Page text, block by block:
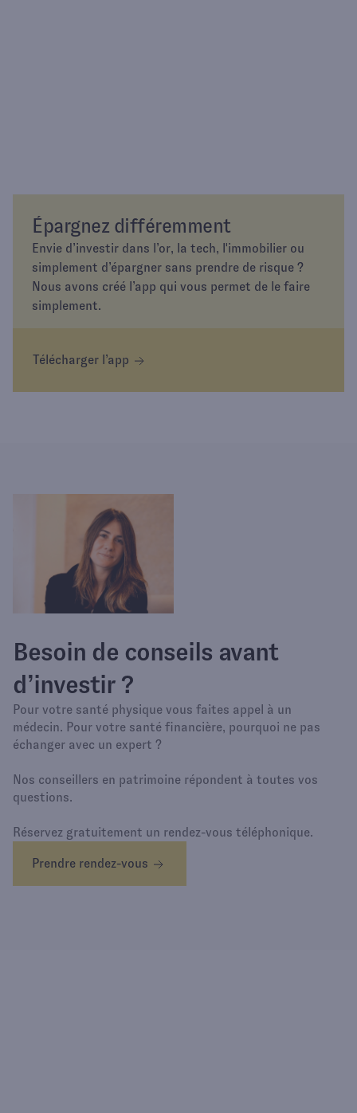
Épargnez différemment
Envie d’investir dans l’or, la tech, l'immobilier ou
simplement d’épargner sans prendre de risque ?
Nous avons créé l’app qui vous permet de le faire
simplement.
Télécharger l’app
Besoin de conseils avant
d’investir ?
Pour votre santé physique vous faites appel à un
médecin. Pour votre santé financière, pourquoi ne pas
échanger avec un expert ?
Nos conseillers en patrimoine répondent à toutes vos
questions.
Réservez gratuitement un rendez-vous téléphonique.
Prendre rendez-vous